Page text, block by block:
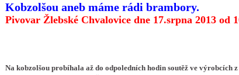
Kobzolšou aneb máme rádi brambory.
Pivovar Žlebské Chvalovice dne 17.srpna 2013 od
Na kobzolšou probíhala až do odpoledních hodin soutěž ve výrobcích